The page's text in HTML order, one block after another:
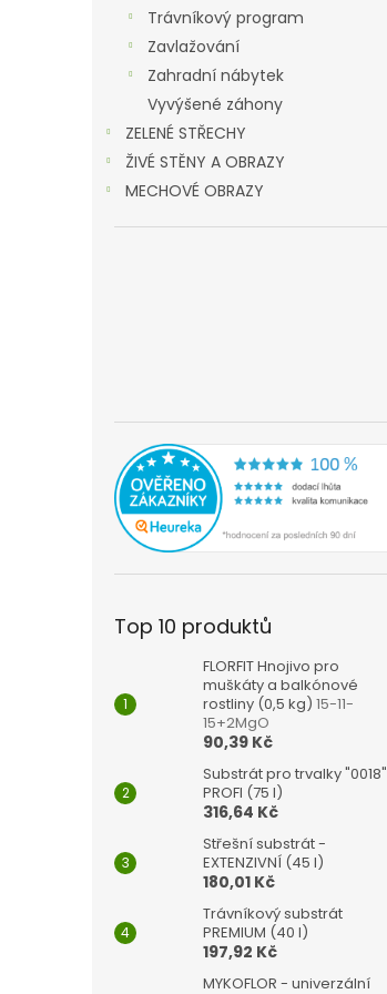
Trávníkový program
Zavlažování
Zahradní nábytek
Vyvýšené záhony
ZELENÉ STŘECHY
ŽIVÉ STĚNY A OBRAZY
MECHOVÉ OBRAZY
Top 10 produktů
FLORFIT Hnojivo pro
muškáty a balkónové
rostliny (0,5 kg) 15-11-
15+2MgO
90,39 Kč
Substrát pro trvalky "0018"
PROFI (75 l)
316,64 Kč
Střešní substrát -
EXTENZIVNÍ (45 l)
180,01 Kč
Trávníkový substrát
PREMIUM (40 l)
197,92 Kč
MYKOFLOR - univerzální